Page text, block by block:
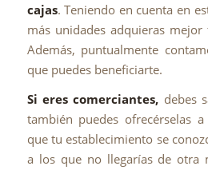
cajas. Teniendo en cuenta en
más unidades adquieras
Además, puntualmente
que puedes beneficiarte.
Si eres comerciantes, debes
también puedes ofrecérselas
que tu establecimiento se
a los que no llegarías de otra